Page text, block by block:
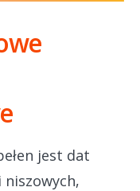
jest dat
niszowych,